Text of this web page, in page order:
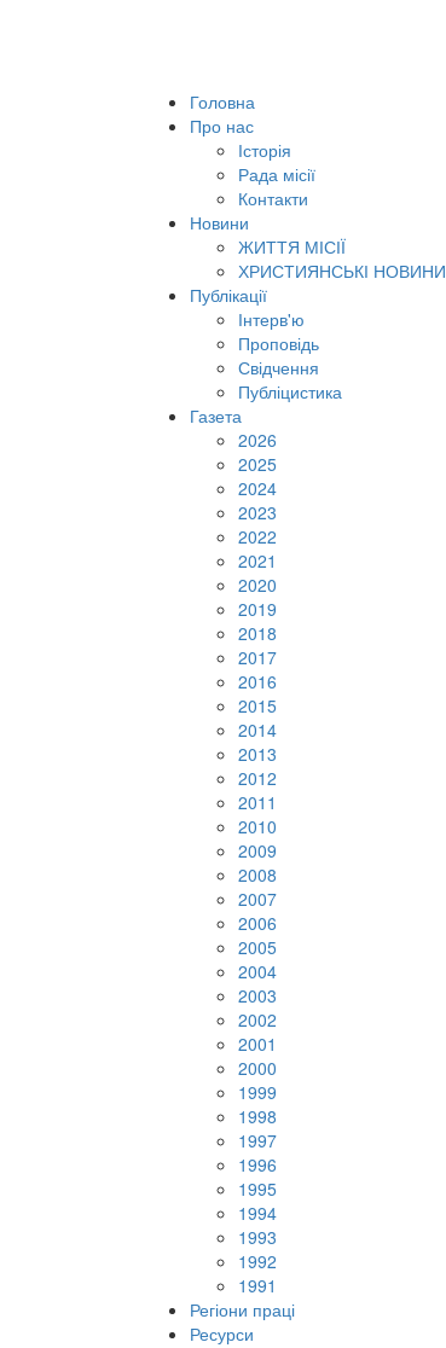
Головна
Про нас
Історія
Рада місії
Контакти
Новини
ЖИТТЯ МІСІЇ
ХРИСТИЯНСЬКІ НОВИНИ
Публікації
Інтерв'ю
Проповідь
Свідчення
Публіцистика
Газета
2026
2025
2024
2023
2022
2021
2020
2019
2018
2017
2016
2015
2014
2013
2012
2011
2010
2009
2008
2007
2006
2005
2004
2003
2002
2001
2000
1999
1998
1997
1996
1995
1994
1993
1992
1991
Регіони праці
Ресурси